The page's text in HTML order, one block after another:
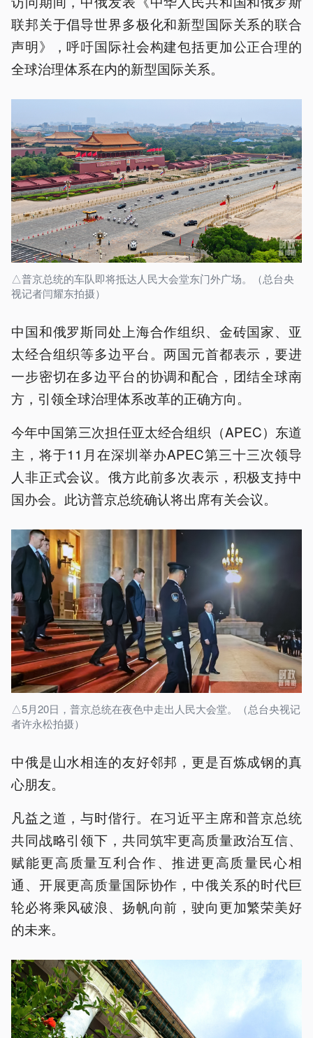
联邦关于倡导世界多极化和新型国际关系的联合
声明》，呼吁国际社会构建包括更加公正合理的
全球治理体系在内的新型国际关系。
△普京总统的车队即将抵达人民大会堂东门外广场。（总台央
视记者闫耀东拍摄）
中国和俄罗斯同处上海合作组织、金砖国家、亚
太经合组织等多边平台。两国元首都表示，要进
一步密切在多边平台的协调和配合，团结全球南
方，引领全球治理体系改革的正确方向。
今年中国第三次担任亚太经合组织（APEC）东道
主，将于11月在深圳举办‌APEC第三十三次领导
人非正式会议。俄方此前多次表示，积极支持中
国办会。此访普京总统确认将出席有关会议。
△5月20日，普京总统在夜色中走出人民大会堂。（总台央视记
者许永松拍摄）
中俄是山水相连的友好邻邦，更是百炼成钢的真
心朋友。
凡益之道，与时偕行。在习近平主席和普京总统
共同战略引领下，共同筑牢更高质量政治互信、
赋能更高质量互利合作、推进更高质量民心相
通、开展更高质量国际协作，中俄关系的时代巨
轮必将乘风破浪、扬帆向前，驶向更加繁荣美好
的未来。